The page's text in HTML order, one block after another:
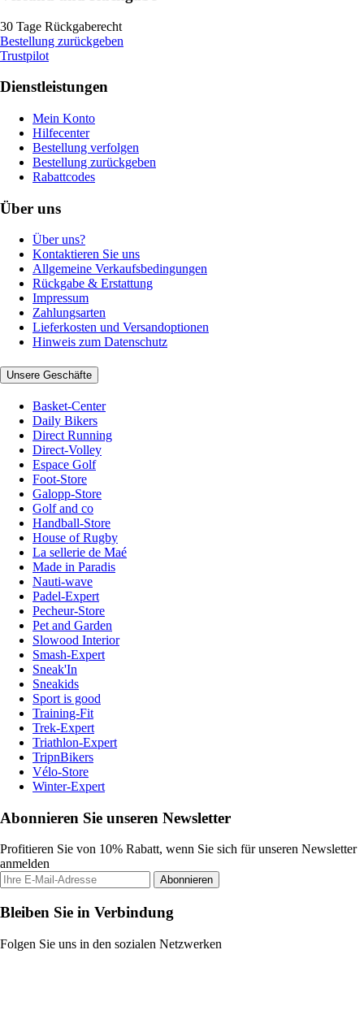
30 Tage Rückgaberecht
Bestellung zurückgeben
Trustpilot
Dienstleistungen
Mein Konto
Hilfecenter
Bestellung verfolgen
Bestellung zurückgeben
Rabattcodes
Über uns
Über uns?
Kontaktieren Sie uns
Allgemeine Verkaufsbedingungen
Rückgabe & Erstattung
Impressum
Zahlungsarten
Lieferkosten und Versandoptionen
Hinweis zum Datenschutz
Unsere Geschäfte
Basket-Center
Daily Bikers
Direct Running
Direct-Volley
Espace Golf
Foot-Store
Galopp-Store
Golf and co
Handball-Store
House of Rugby
La sellerie de Maé
Made in Paradis
Nauti-wave
Padel-Expert
Pecheur-Store
Pet and Garden
Slowood Interior
Smash-Expert
Sneak'In
Sneakids
Sport is good
Training-Fit
Trek-Expert
Triathlon-Expert
TripnBikers
Vélo-Store
Winter-Expert
Abonnieren Sie unseren Newsletter
Profitieren Sie von 10% Rabatt, wenn Sie sich für unseren Newsletter
anmelden
Abonnieren
Bleiben Sie in Verbindung
Folgen Sie uns in den sozialen Netzwerken